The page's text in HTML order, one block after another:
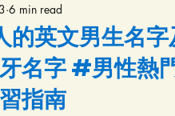
的英文男生名
名字 #男性熱
指南
6 min read